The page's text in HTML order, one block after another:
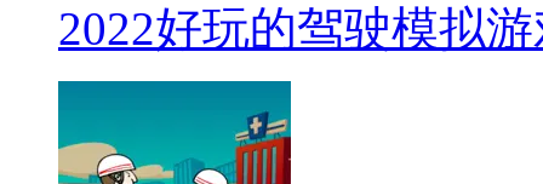
2022好玩的驾驶模拟